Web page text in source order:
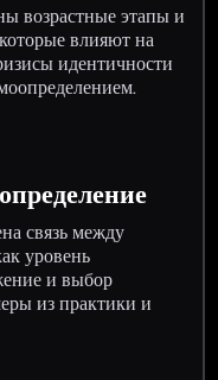
возрастные этапы и
влияют на
идентичности
связь между
уровень
и выбор
из практики и